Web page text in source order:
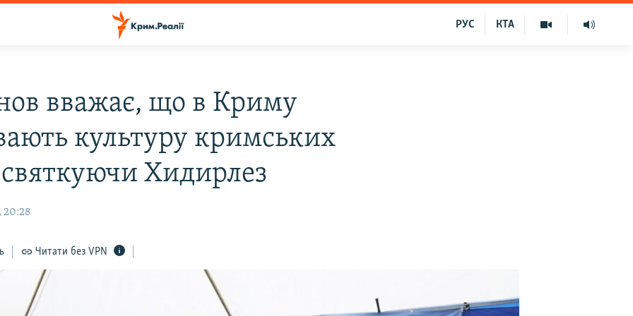
КТА
РУС
вважає, що в Криму
культуру кримських
святкуючи Хидирлез
20:28
Читати без VPN